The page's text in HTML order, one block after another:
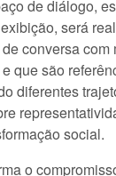
de diálogo,
será
conversa
que são
diferentes
social.
o